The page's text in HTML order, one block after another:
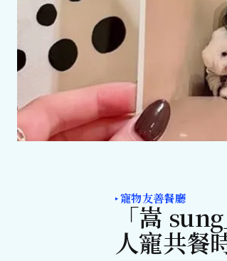
寵物友善餐廳
「嵩
人寵共餐